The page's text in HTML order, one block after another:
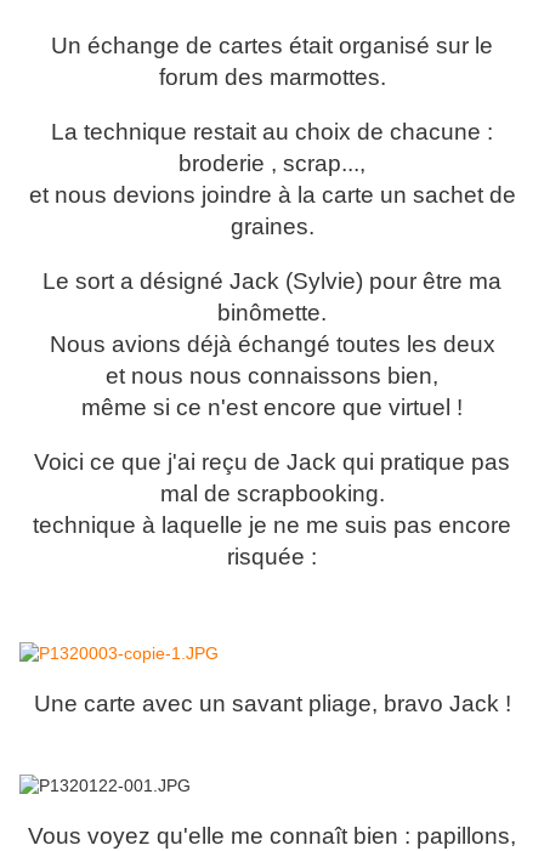
Un échange de cartes était organisé sur le
forum des marmottes.
La technique restait au choix de chacune :
broderie , scrap...,
et nous devions joindre à la carte un sachet de
graines.
Le sort a désigné Jack (Sylvie) pour être ma
binômette.
Nous avions déjà échangé toutes les deux
et nous nous connaissons bien,
même si ce n'est encore que virtuel !
Voici ce que j'ai reçu de Jack qui pratique pas
mal de scrapbooking.
technique à laquelle je ne me suis pas encore
risquée :
Une carte avec un savant pliage, bravo Jack !
Vous voyez qu'elle me connaît bien : papillons,